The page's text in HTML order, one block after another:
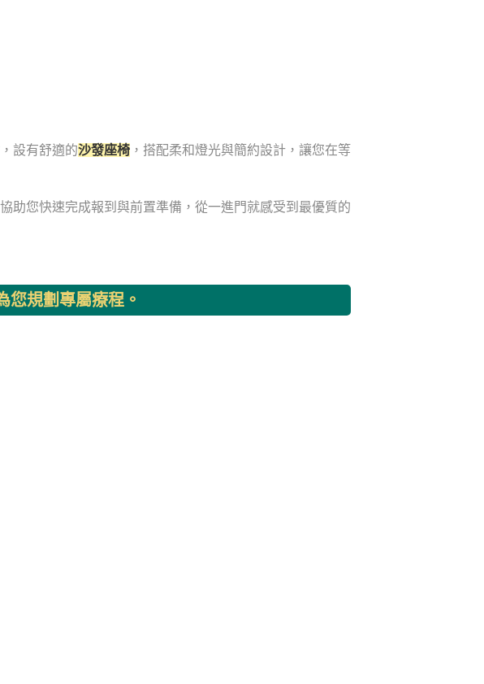
設有舒適的沙發座椅 ，搭配柔和燈光與簡約設計，讓您在等
協助您快速完成報到與前置準備，從一進門就感受到最優質的
您規劃專屬療程。